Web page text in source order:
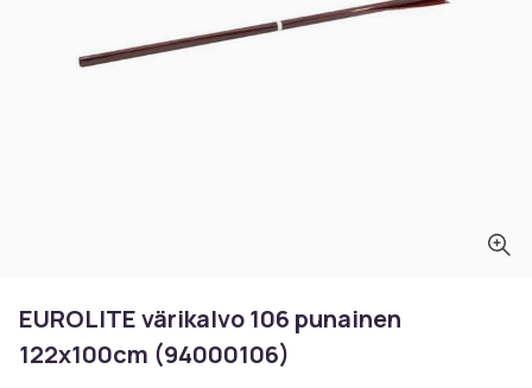
EUROLITE värikalvo 106 punainen
122x100cm (94000106)